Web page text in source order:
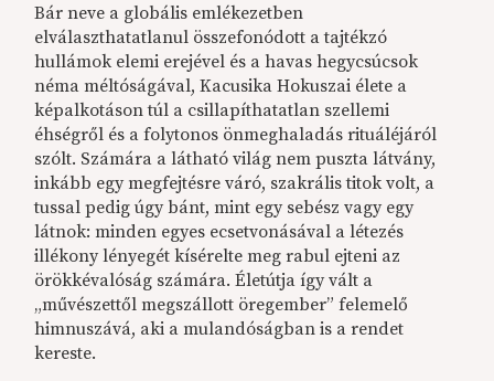
Bár neve a globális emlékezetben
elválaszthatatlanul összefonódott a tajtékzó
hullámok elemi erejével és a havas hegycsúcsok
néma méltóságával, Kacusika Hokuszai élete a
képalkotáson túl a csillapíthatatlan szellemi
éhségről és a folytonos önmeghaladás rituáléjáról
szólt. Számára a látható világ nem puszta látvány,
inkább egy megfejtésre váró, szakrális titok volt, a
tussal pedig úgy bánt, mint egy sebész vagy egy
látnok: minden egyes ecsetvonásával a létezés
illékony lényegét kísérelte meg rabul ejteni az
örökkévalóság számára. Életútja így vált a
„művészettől megszállott öregember” felemelő
himnuszává, aki a mulandóságban is a rendet
kereste.